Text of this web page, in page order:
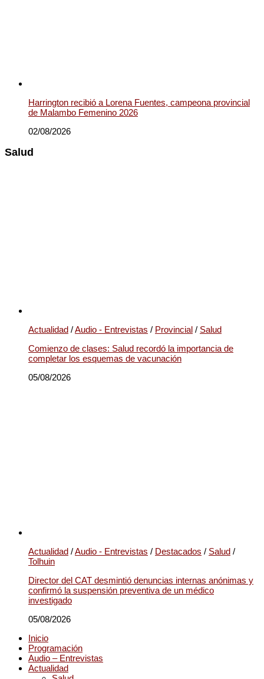
Harrington recibió a Lorena Fuentes, campeona provincial
de Malambo Femenino 2026
02/08/2026
Salud
Actualidad /Audio - Entrevistas / Provincial / Salud
Comienzo de clases: Salud recordó la importancia de
completar los esquemas de vacunación
05/08/2026
Actualidad /Audio - Entrevistas / Destacados / Salud /
Tolhuin
Director del CAT desmintió denuncias internas anónimas y
confirmó la suspensión preventiva de un médico
investigado
05/08/2026
Inicio
Programación
Audio – Entrevistas
Actualidad